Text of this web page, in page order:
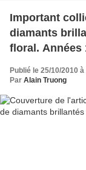
Important
diamants
floral. Années
Publié le 25/10/2010
Par Alain Truong